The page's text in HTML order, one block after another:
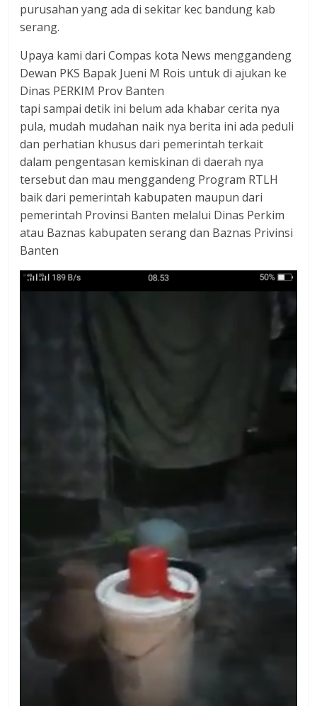
purusahan yang ada di sekitar kec bandung kab
serang.
Upaya kami dari Compas kota News menggandeng
Dewan PKS Bapak Jueni M Rois untuk di ajukan ke
Dinas PERKIM Prov Banten
tapi sampai detik ini belum ada khabar cerita nya
pula, mudah mudahan naik nya berita ini ada peduli
dan perhatian khusus dari pemerintah terkait
dalam pengentasan kemiskinan di daerah nya
tersebut dan mau menggandeng Program RTLH
baik dari pemerintah kabupaten maupun dari
pemerintah Provinsi Banten melalui Dinas Perkim
atau Baznas kabupaten serang dan Baznas Privinsi
Banten